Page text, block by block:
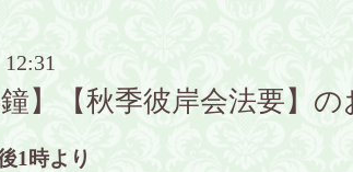
鐘】【秋季彼岸会法要】
1時より